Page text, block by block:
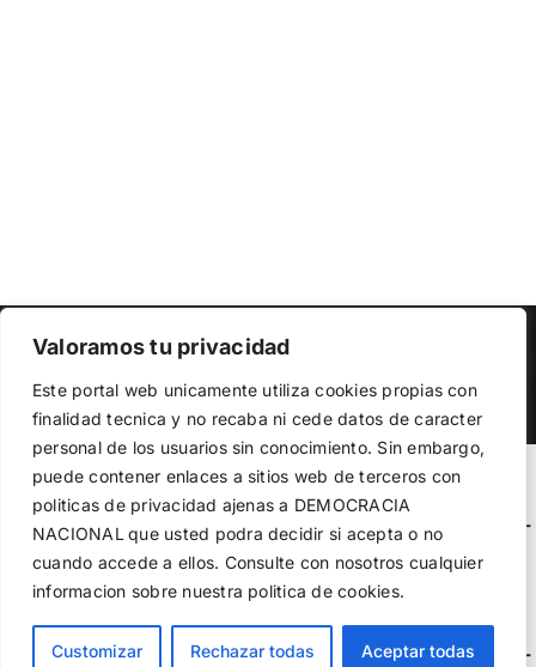
Valoramos tu privacidad
Este portal web unicamente utiliza cookies propias con
finalidad tecnica y no recaba ni cede datos de caracter
personal de los usuarios sin conocimiento. Sin embargo,
puede contener enlaces a sitios web de terceros con
politicas de privacidad ajenas a DEMOCRACIA
NACIONAL que usted podra decidir si acepta o no
cuando accede a ellos. Consulte con nosotros cualquier
informacion sobre nuestra politica de cookies.
Customizar Rechazar todas Aceptar todas
Copyright 2023 | Democracia Nacional
Facebook
TwitterInstagram
Warning
: Undefined variable $visibility_homepage in
/home/demopwcr/public_html/wp-content/plugins/kn-
mobile-sharebar/kn_mobile_sharebar.php on line71
Warning: Undefined variable $visibility_page in
/home/demopwcr/public_html/wp-content/plugins/kn-
el funcionamiento de la web, medir su uso y mejorar
nuestros servicios. Puede aceptar todas las cookies,
rechazar las no necesarias o configurar sus preferencias.
Política de cookies
Aceptar todo
Rechazar
Configurar